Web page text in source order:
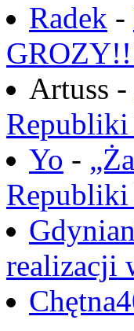
Radek -
Artuss -
Yo -
realizacji